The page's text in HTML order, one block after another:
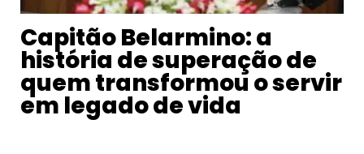
Capitão Belarmino: a
história de superação de
quem transformou o servir
em legado de vida